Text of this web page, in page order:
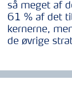
så meget af
61 % af det
kernerne,
de øvrige